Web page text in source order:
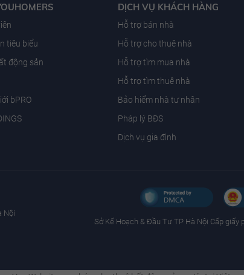
tiêu biểu
động sản
bPRO
DỊCH VỤ KHÁCH HÀNG
Hỗ trợ bán nhà
Hỗ trợ cho thuê nhà
Hỗ trợ tìm mua nhà
Hỗ trợ tìm thuê nhà
Bảo hiểm nhà tư nhân
Pháp lý BĐS
Dịch vụ gia đình
Nội
Sở Kế Hoạch & Ðầu Tư TP Hà Nội Cấp